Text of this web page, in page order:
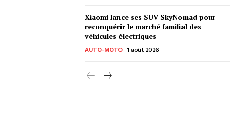
Xiaomi lance ses SUV SkyNomad pour
reconquérir le marché familial des
véhicules électriques
AUTO-MOTO 1 août 2026